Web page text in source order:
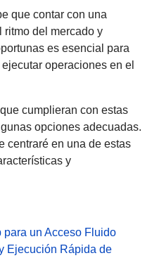
que contar con una
ritmo del mercado y
es esencial para
operaciones en el
cumplieran con estas
opciones adecuadas.
centraré en una de estas
y
para un Acceso Fluido
Ejecución Rápida de